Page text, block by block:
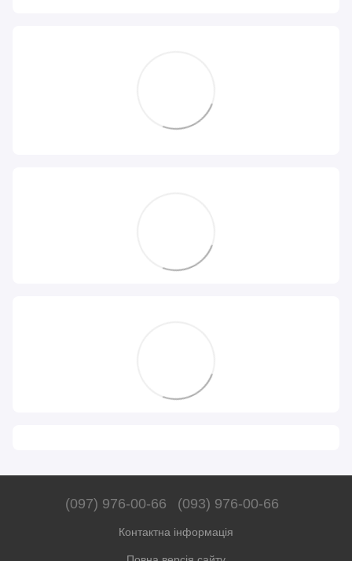
(097) 976-00-66 (093) 976-00-66
Контактна інформація